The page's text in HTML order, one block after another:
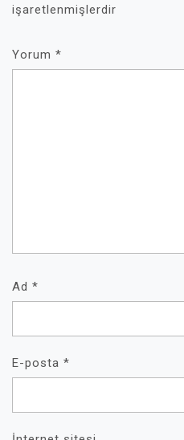
işaretlenmişlerdir
Yorum *
Ad *
E-posta *